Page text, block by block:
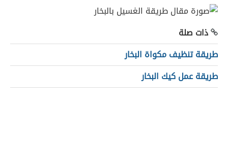
ذات صلة
طريقة تنظيف مكواة البخار
طريقة عمل كيك البخار